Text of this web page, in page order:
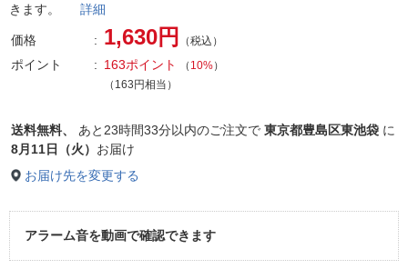
きます。 詳細
価格 1,630円 （税込）
ポイント 163ポイント （ 10%）
（163円相当）
送料無料、 あと 23時間33分以内のご注文で 東京都豊島区東池袋 に
8月11日（火） お届け
お届け先を変更する
アラーム音を動画で確認できます